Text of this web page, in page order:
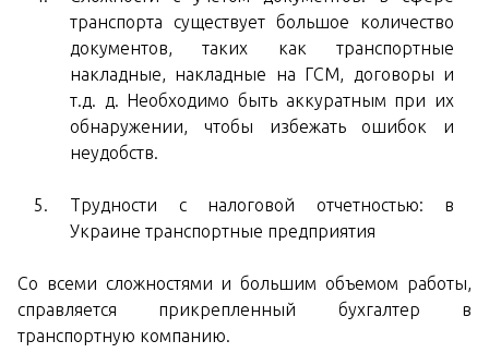
транспорта существует большое количество
документов, таких как транспортные
накладные, накладные на ГСМ, договоры и
т.д. д. Необходимо быть аккуратным при их
обнаружении, чтобы избежать ошибок и
неудобств.
Трудности с налоговой отчетностью: в
Украине транспортные предприятия
Со всеми сложностями и большим объемом работы,
справляется прикрепленный бухгалтер в
транспортную компанию.